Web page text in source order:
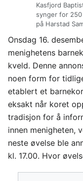
Kasfjord
synger for
på Harstad
Onsdag 16.
menighetens
kveld. Denne
noen form for
etablert et
eksakt når koret
tradisjon for å
innen menigheten,
neste øvelse ble
kl. 17.00. Hvor